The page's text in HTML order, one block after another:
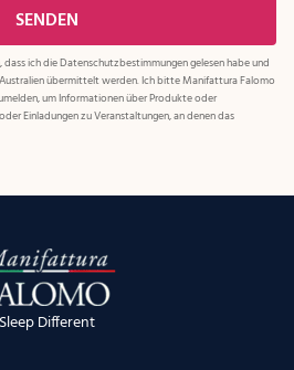
dass ich dieDatenschutzbestimmungengelesen habe und
übermittelt werden. Ich bitte Manifattura Falomo
um Informationen über Produkte oder
Einladungen zu Veranstaltungen, an denen das
Sleep Different